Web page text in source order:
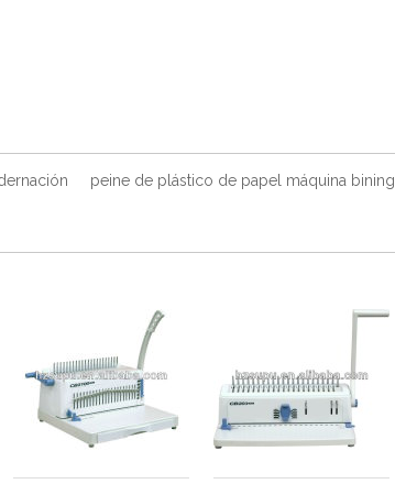
peine de plástico de papel máquina bining